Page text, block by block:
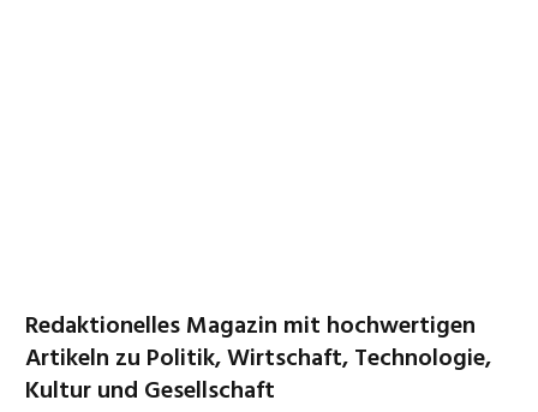
Redaktionelles Magazin mit hochwertigen
Artikeln zu Politik, Wirtschaft, Technologie,
Kultur und Gesellschaft